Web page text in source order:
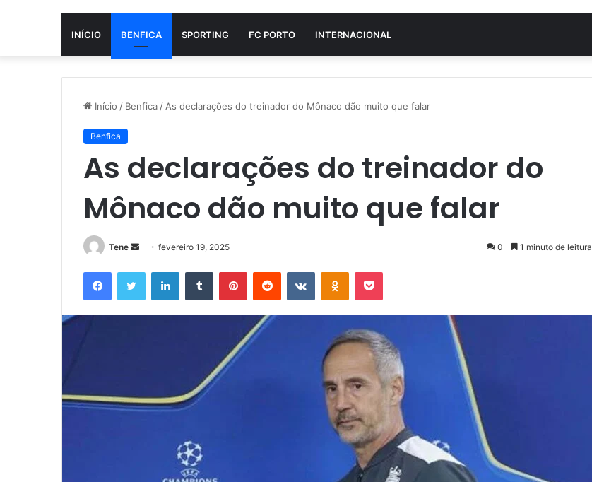
INÍCIO BENFICA SPORTING FC PORTO INTERNACIONAL
Início / Benfica / As declarações do treinador do Mônaco dão muito que falar
Benfica
As declarações do treinador do
Mônaco dão muito que falar
Tene
Mande
mail
fevereiro 19, 2025 0 1 minuto de leitura
FacebookTwitter LinkedinTumblr PinterestReddit VK OK Pocket